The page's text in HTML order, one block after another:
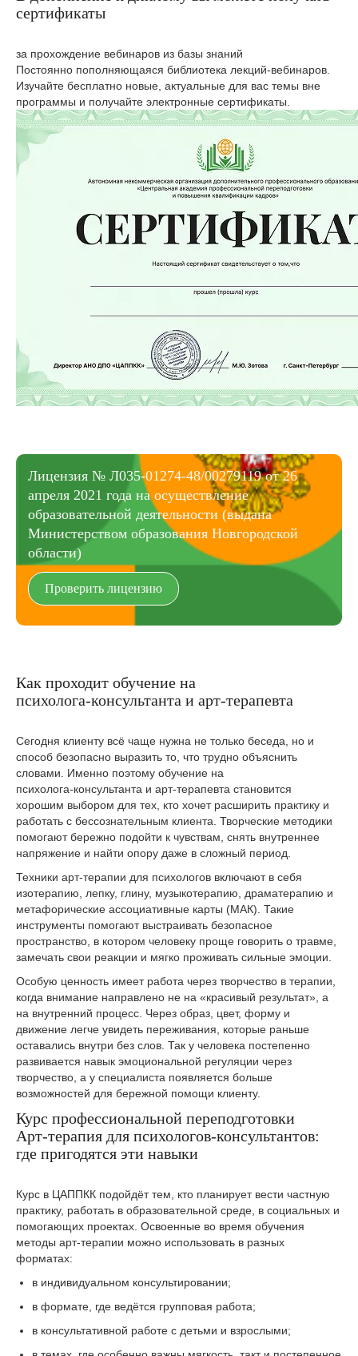
сертификаты
за прохождение вебинаров из базы знаний
Постоянно пополняющаяся библиотека лекций-вебинаров.
Изучайте бесплатно новые, актуальные для вас темы вне
программы и получайте электронные сертификаты.
Лицензия № Л035-01274-48/00279119 от 26
апреля 2021 года на осуществление
образовательной деятельности (выдана
Министерством образования Новгородской
области)
Проверить лицензию
Как проходит обучение на
психолога‑консультанта и арт‑терапевта
Сегодня клиенту всё чаще нужна не только беседа, но и
способ безопасно выразить то, что трудно объяснить
словами. Именно поэтому обучение на
психолога‑консультанта и арт‑терапевта становится
хорошим выбором для тех, кто хочет расширить практику и
работать с бессознательным клиента. Творческие методики
помогают бережно подойти к чувствам, снять внутреннее
напряжение и найти опору даже в сложный период.
Техники арт‑терапии для психологов включают в себя
изотерапию, лепку, глину, музыкотерапию, драматерапию и
метафорические ассоциативные карты (МАК). Такие
инструменты помогают выстраивать безопасное
пространство, в котором человеку проще говорить о травме,
замечать свои реакции и мягко проживать сильные эмоции.
Особую ценность имеет работа через творчество в терапии,
когда внимание направлено не на «красивый результат», а
на внутренний процесс. Через образ, цвет, форму и
движение легче увидеть переживания, которые раньше
оставались внутри без слов. Так у человека постепенно
развивается навык эмоциональной регуляции через
творчество, а у специалиста появляется больше
возможностей для бережной помощи клиенту.
Курс профессиональной переподготовки
Арт‑терапия для психологов-консультантов:
где пригодятся эти навыки
Курс в ЦАППКК подойдёт тем, кто планирует вести частную
практику, работать в образовательной среде, в социальных и
помогающих проектах. Освоенные во время обучения
методы арт‑терапии можно использовать в разных
форматах:
в индивидуальном консультировании;
в формате, где ведётся групповая работа;
в консультативной работе с детьми и взрослыми;